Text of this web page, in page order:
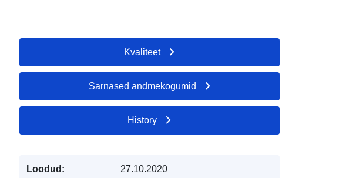
Kvaliteet
Sarnased andmekogumid
History
Loodud: 27.10.2020